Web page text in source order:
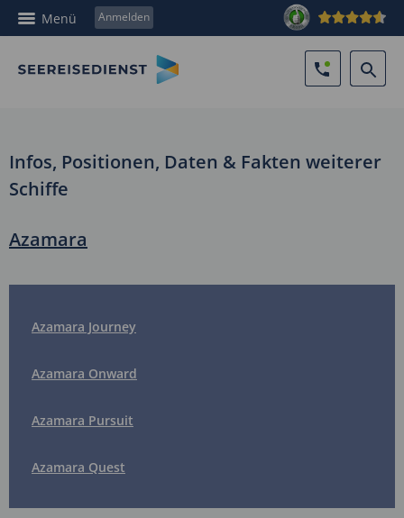
Menü Anmelden
Infos, Positionen, Daten & Fakten weiterer
Schiffe
Azamara
Azamara Journey
Azamara Onward
Azamara Pursuit
Azamara Quest